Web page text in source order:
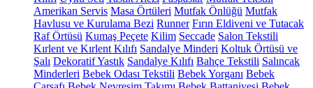
Amerikan Servis Masa Örtüleri Mutfak Önlüğü Mutfak
Havlusu ve Kurulama Bezi Runner Fırın Eldiveni ve Tutacak
Raf Örtüsü Kumaş Peçete Kilim Seccade Salon Tekstili
Kırlent ve Kırlent Kılıfı Sandalye Minderi Koltuk Örtüsü ve
Şalı Dekoratif Yastık Sandalye Kılıfı Bahçe Tekstili Salıncak
Minderleri Bebek Odası Tekstili Bebek Yorganı Bebek